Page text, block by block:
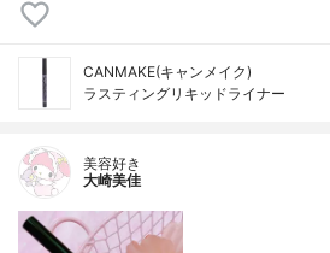
CANMAKE(キャンメイク)
ラスティングリキッドライナー
美容好き
大崎美佳